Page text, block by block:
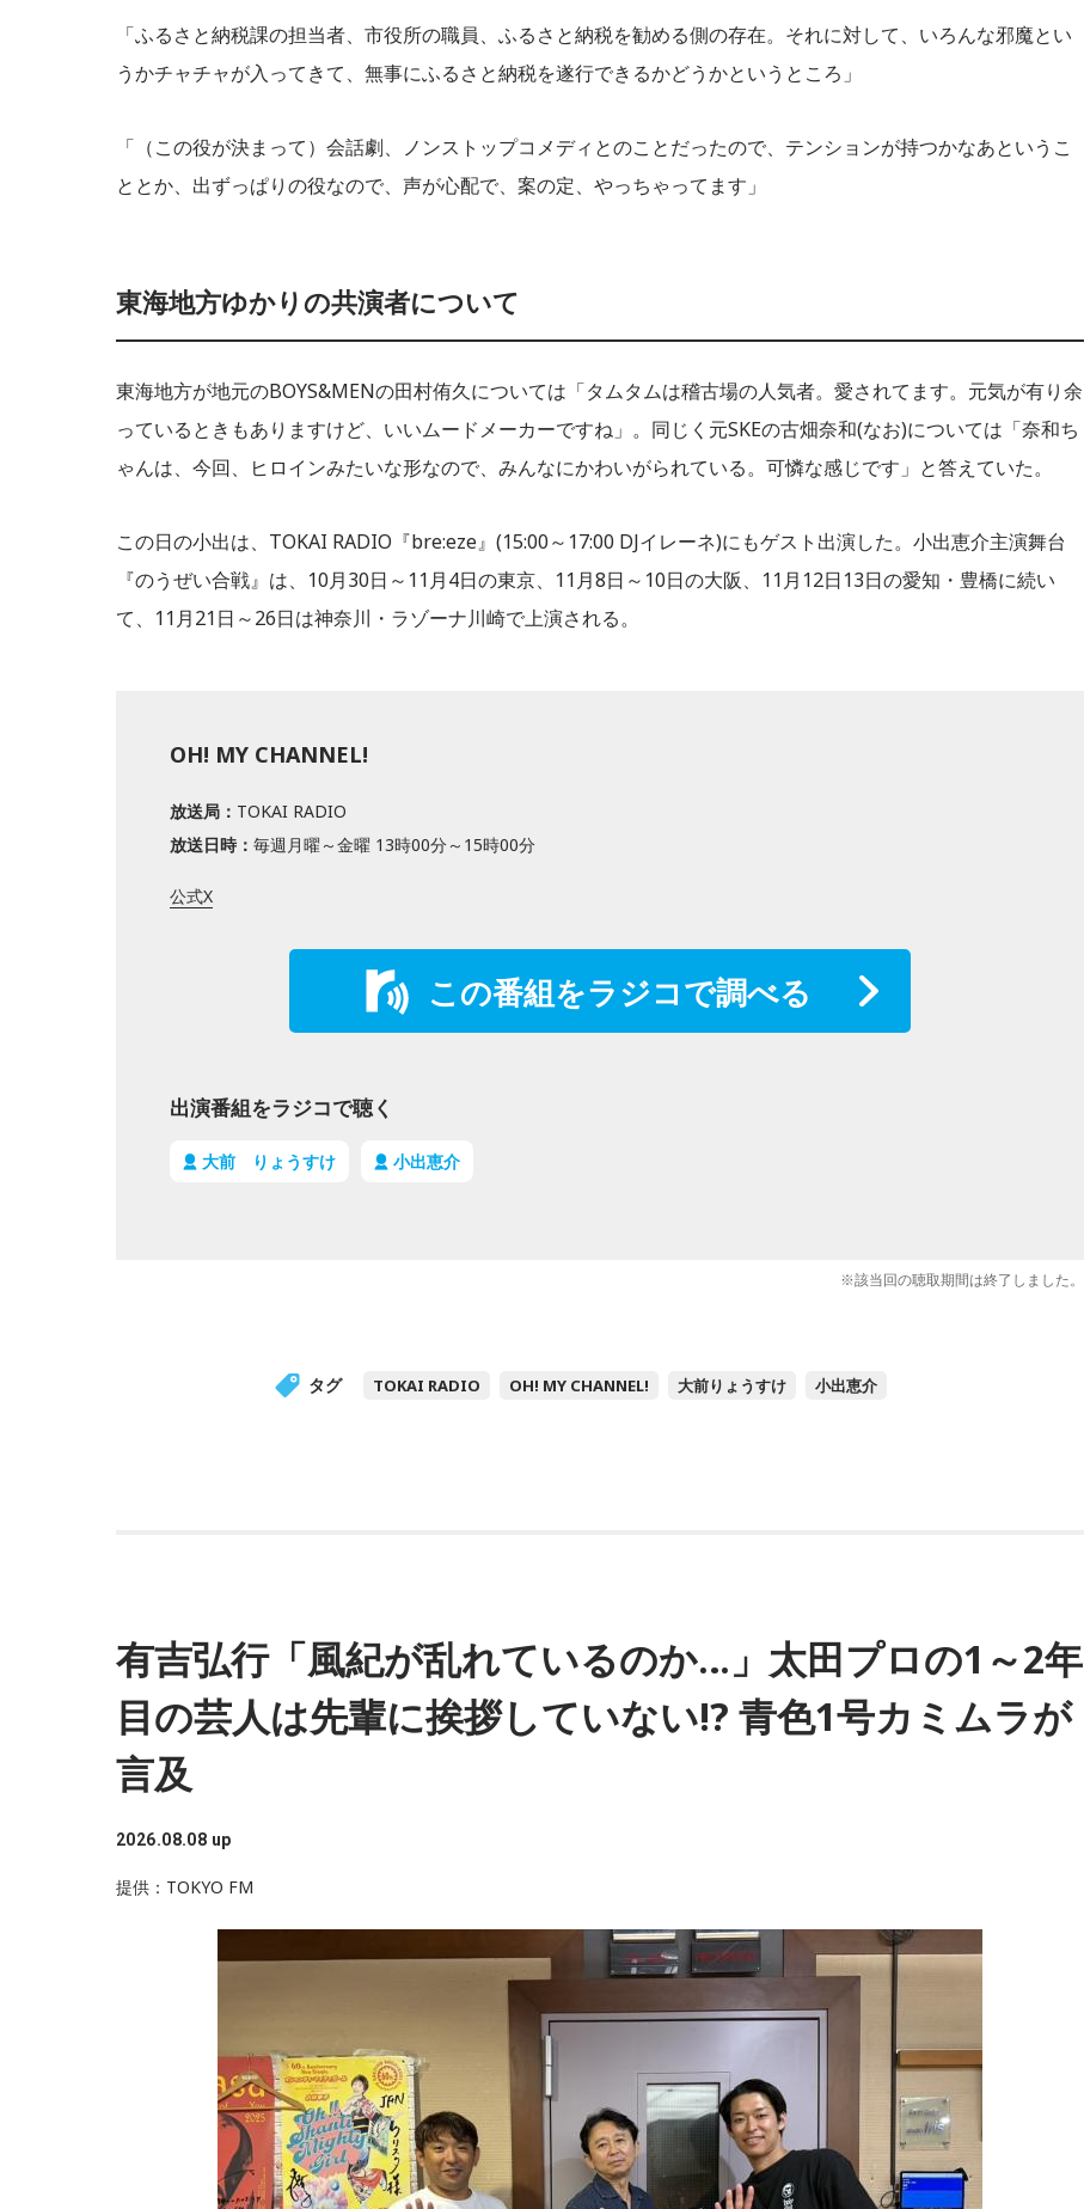
「ふるさと納税課の担当者、市役所の職員、ふるさと納税を勧める側の存在。それに対して、いろんな邪魔とい
うかチャチャが入ってきて、無事にふるさと納税を遂行できるかどうかというところ」
「（この役が決まって）会話劇、ノンストップコメディとのことだったので、テンションが持つかなあというこ
ととか、出ずっぱりの役なので、声が心配で、案の定、やっちゃってます」
東海地方ゆかりの共演者について
東海地方が地元のBOYS&MENの田村侑久については「タムタムは稽古場の人気者。愛されてます。元気が有り余
っているときもありますけど、いいムードメーカーですね」。同じく元SKEの古畑奈和(なお)については「奈和ち
ゃんは、今回、ヒロインみたいな形なので、みんなにかわいがられている。可憐な感じです」と答えていた。
この日の小出は、TOKAI RADIO『bre:eze』(15:00～17:00 DJイレーネ)にもゲスト出演した。小出恵介主演舞台
『のうぜい合戦』は、10月30日～11月4日の東京、11月8日～10日の大阪、11月12日13日の愛知・豊橋に続い
て、11月21日～26日は神奈川・ラゾーナ川崎で上演される。
OH! MY CHANNEL!
放送局： TOKAI RADIO
放送日時： 毎週月曜～金曜 13時00分～15時00分
公式X
この番組をラジコで調べる
出演番組をラジコで聴く
大前 りょうすけ 小出恵介
※該当回の聴取期間は終了しました。
タグ TOKAI RADIO OH! MY CHANNEL! 大前りょうすけ 小出恵介
有吉弘行「風紀が乱れているのか…」太田プロの1～2年
目の芸人は先輩に挨拶していない!? 青色1号カミムラが
言及
2026.08.08 up
提供：TOKYO FM